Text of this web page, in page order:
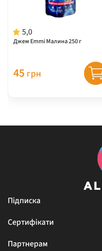
5,0
Джем Emmi Малина 250 г
45 грн
Підписка
Сертифікати
Партнерам